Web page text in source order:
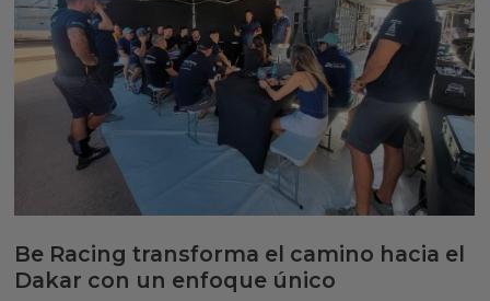
Be Racing transforma el camino hacia el
Dakar con un enfoque único